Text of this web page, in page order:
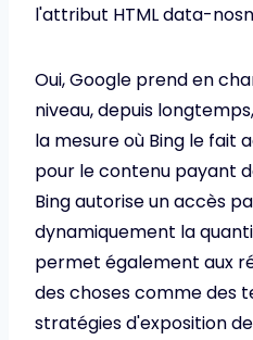
l'attribut HTML data-
Oui, Google prend en
niveau, depuis
la mesure où Bing le fait
pour le contenu payant
Bing autorise un accès
dynamiquement la
permet également aux
des choses comme des
stratégies d'exposition